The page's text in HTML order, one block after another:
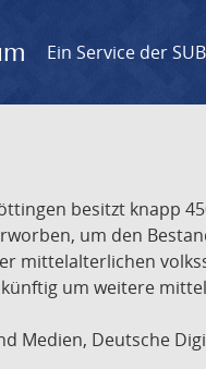
Ein Service der
besitzt knapp
um den
mittelalterlichen
um weitere
Medien, Deutsche